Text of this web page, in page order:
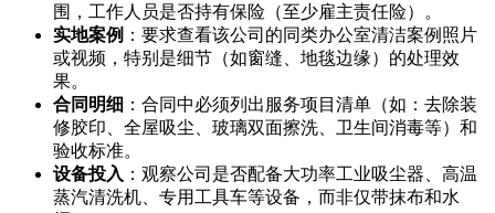
围，工作人员是否持有保险（至少雇主责任险）。
实地案例 ：要求查看该公司的同类办公室清洁案例照片
或视频，特别是细节（如窗缝、地毯边缘）的处理效
果。
合同明细 ：合同中必须列出服务项目清单（如：去除装
修胶印、全屋吸尘、玻璃双面擦洗、卫生间消毒等）和
验收标准。
设备投入 ：观察公司是否配备大功率工业吸尘器、高温
蒸汽清洗机、专用工具车等设备，而非仅带抹布和水